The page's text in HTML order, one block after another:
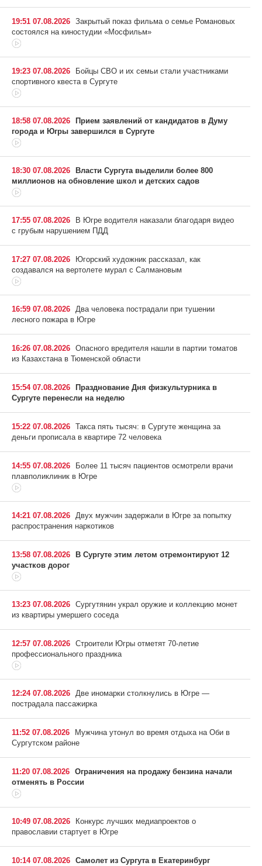
19:51 07.08.2026 Закрытый показ фильма о семье Романовых
состоялся на киностудии «Мосфильм»
19:23 07.08.2026
Бойцы СВО и их семьи стали участниками
спортивного квеста в Сургуте
18:58 07.08.2026
Прием заявлений от кандидатов в Думу
города и Югры завершился в Сургуте
18:30 07.08.2026
Власти Сургута выделили более 800
миллионов на обновление школ и детских садов
17:55 07.08.2026
В Югре водителя наказали благодаря видео
с грубым нарушением ПДД
17:27 07.08.2026
Югорский художник рассказал, как
создавался на вертолете мурал с Салмановым
16:59 07.08.2026 Два человека пострадали при тушении
лесного пожара в Югре
16:26 07.08.2026 Опасного вредителя нашли в партии томатов
из Казахстана в Тюменской области
15:54 07.08.2026
Празднование Дня физкультурника в
Сургуте перенесли на неделю
15:22 07.08.2026 Такса пять тысяч: в Сургуте женщина за
деньги прописала в квартире 72 человека
14:55 07.08.2026
Более 11 тысяч пациентов осмотрели врачи
плавполиклиник в Югре
14:21 07.08.2026 Двух мужчин задержали в Югре за попытку
распространения наркотиков
13:58 07.08.2026
В Сургуте этим летом отремонтируют 12
участков дорог
13:23 07.08.2026 Сургутянин украл оружие и коллекцию монет
из квартиры умершего соседа
12:57 07.08.2026 Строители Югры отметят 70-летие
профессионального праздника
12:24 07.08.2026 Две иномарки столкнулись в Югре —
пострадала пассажирка
11:52 07.08.2026
Мужчина утонул во время отдыха на Оби в
Сургутском районе
11:20 07.08.2026 Ограничения на продажу бензина начали
отменять в России
10:49 07.08.2026
Конкурс лучших медиапроектов о
православии стартует в Югре
10:14 07.08.2026 Самолет из Сургута в Екатеринбург